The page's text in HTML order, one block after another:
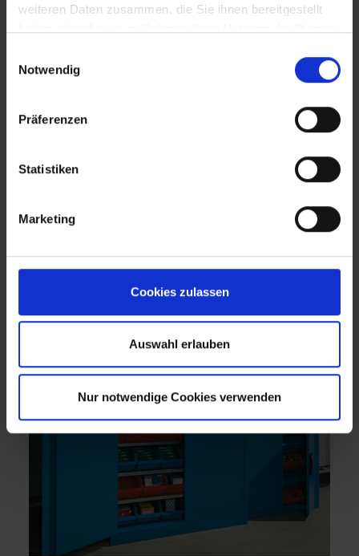
weiteren Daten zusammen, die Sie ihnen bereitgestellt
Notwendig
Präferenzen
Statistiken
Marketing
Cookies zulassen
Auswahl erlauben
Nur notwendige Cookies verwenden